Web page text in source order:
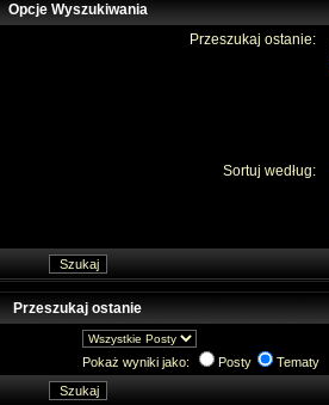
Opcje Wyszukiwania
Przeszukaj ostanie:
Sortuj według:
Przeszukaj ostanie
Pokaż wyniki jako: Posty Tematy